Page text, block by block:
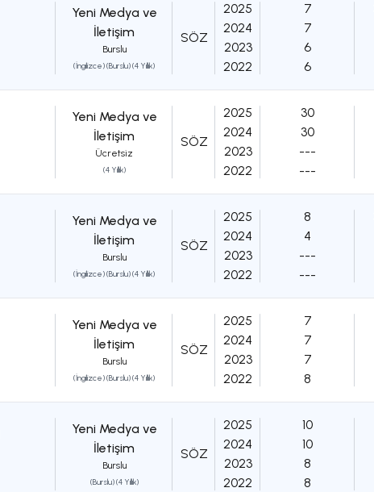
Yeni Medya ve
İletişim
Burslu
(İngilizce) (Burslu) (4 Yıllık)
SÖZ
2025
2024
2023
2022
7
7
6
6
Yeni Medya ve
İletişim
Ücretsiz
(4 Yıllık)
SÖZ
2025
2024
2023
2022
30
30
---
---
Yeni Medya ve
İletişim
Burslu
(İngilizce) (Burslu) (4 Yıllık)
SÖZ
2025
2024
2023
2022
8
4
---
---
Yeni Medya ve
İletişim
Burslu
(İngilizce) (Burslu) (4 Yıllık)
SÖZ
2025
2024
2023
2022
7
7
7
8
Yeni Medya ve
İletişim
Burslu
(Burslu) (4 Yıllık)
SÖZ
2025
2024
2023
2022
10
10
8
8